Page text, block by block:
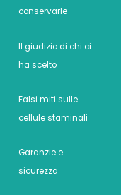
conservarle
Il giudizio di chi ci
ha scelto
Falsi miti sulle
cellule staminali
Garanzie e
sicurezza